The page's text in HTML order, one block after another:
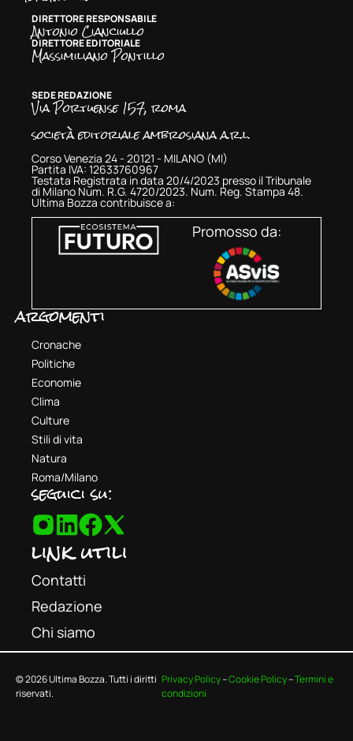
DIRETTORE RESPONSABILE
Antonio Cianciullo
DIRETTORE EDITORIALE
Massimiliano Pontillo
SEDE REDAZIONE
Via Portuense 157, roma
società editoriale ambrosiana a.r.l.
Corso Venezia 24 - 20121 - MILANO (MI)
Partita IVA: 12633760967
Testata Registrata in data 20/4/2023 presso il Tribunale
di Milano Num. R.G. 4720/2023. Num. Reg. Stampa 48.
Ultima Bozza contribuisce a:
Promosso da:
argomenti
Cronache
Politiche
Economie
Clima
Culture
Stili di vita
Natura
Roma/Milano
seguici su:
link utili
Contatti
Redazione
Chi siamo
© 2026 Ultima Bozza. Tutti i diritti
riservati.
Privacy Policy–Cookie Policy–Termini e
condizioni